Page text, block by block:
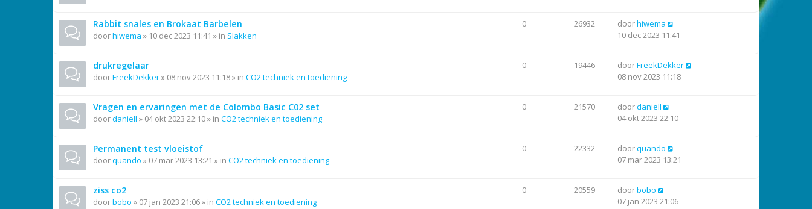
Rabbit snales en Brokaat Barbelen
doorhiwema » 10 dec 2023 11:41 » in Slakken
0 26932 doorhiwema
10 dec 2023 11:41
drukregelaar
doorFreekDekker» 08 nov 2023 11:18» in CO2 techniek en toediening
0 19446 doorFreekDekker
08 nov 2023 11:18
Vragen en ervaringen met de Colombo Basic C02 set
doordaniell » 04 okt 2023 22:10» in CO2 techniek en toediening
0 21570 doordaniell
04 okt 2023 22:10
Permanent test vloeistof
doorquando » 07 mar 2023 13:21 » in CO2 techniek en toediening
0 22332 doorquando
07 mar 2023 13:21
ziss co2
doorbobo » 07 jan 2023 21:06» in CO2 techniek en toediening
0 20559 doorbobo
07 jan 2023 21:06